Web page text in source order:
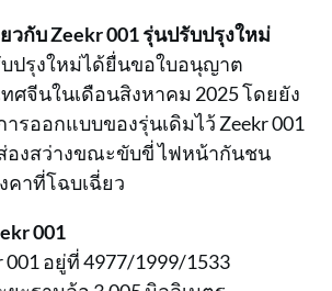
วกับ Zeekr 001 รุ่นปรับปรุงใหม่
บปรุงใหม่ได้ยื่นขอใบอนุญาต
ศจีนในเดือนสิงหาคม 2025 โดยยัง
รออกแบบของรุ่นเดิมไว้ Zeekr 001
องสว่างขณะขับขี่ ไฟหน้ากันชน
คาที่โฉบเฉี่ยว
001
อยู่ที่ 4977/1999/1533